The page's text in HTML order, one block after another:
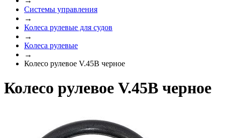
Системы управления
→
Колеса рулевые для судов
→
Колеса рулевые
→
Колесо рулевое V.45B черное
Колесо рулевое V.45B черное